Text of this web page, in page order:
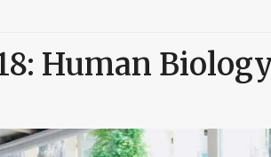
Human